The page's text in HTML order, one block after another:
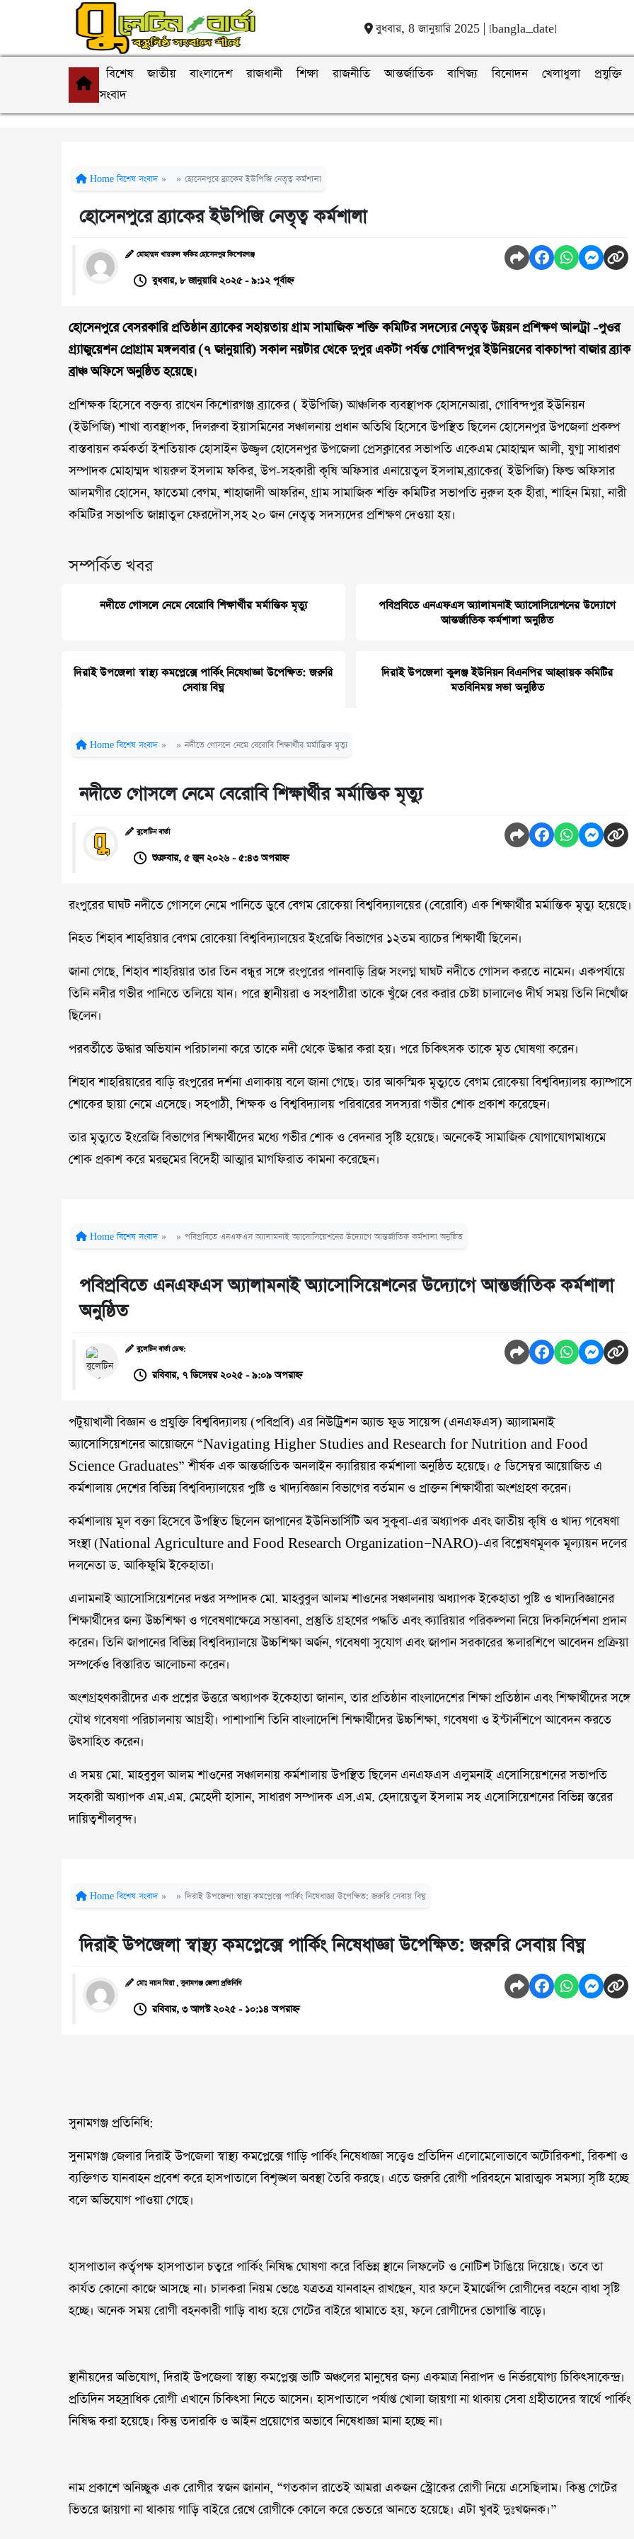
বুধবার, 8 জানুয়ারি 2025 | [bangla_date]
বিশেষ
সংবাদ
জাতীয় বাংলাদেশ রাজধানী শিক্ষা রাজনীতি আন্তর্জাতিক বাণিজ্য বিনোদন খেলাধুলা প্রযুক্তি
Home বিশেষ সংবাদ » » হোসেনপুরে ব্র্যাকের ইউপিজি নেতৃত্ব কর্মশালা
হোসেনপুরে ব্র্যাকের ইউপিজি নেতৃত্ব কর্মশালা
মোহাম্মদ খায়রুল ফকির হোসেনপুর কিশোরগঞ্জ
বুধবার, ৮ জানুয়ারি ২০২৫ - ৯:১২ পূর্বাহ্ন
হোসেনপুরে বেসরকারি প্রতিষ্ঠান ব্র্যাকের সহায়তায় গ্রাম সামাজিক শক্তি কমিটির সদস্যের নেতৃত্ব উন্নয়ন প্রশিক্ষণ আলট্রা -পুওর
গ্র্যাজুয়েশন প্রোগ্রাম মঙ্গলবার (৭ জানুয়ারি) সকাল নয়টার থেকে দুপুর একটা পর্যন্ত গোবিন্দপুর ইউনিয়নের বাকচান্দা বাজার ব্র্যাক
ব্রাঞ্চ অফিসে অনুষ্ঠিত হয়েছে।
প্রশিক্ষক হিসেবে বক্তব্য রাখেন কিশোরগঞ্জ ব্র্যাকের ( ইউপিজি) আঞ্চলিক ব্যবস্থাপক হোসনেআরা, গোবিন্দপুর ইউনিয়ন
(ইউপিজি) শাখা ব্যবস্থাপক, দিলরুবা ইয়াসমিনের সঞ্চালনায় প্রধান অতিথি হিসেবে উপস্থিত ছিলেন হোসেনপুর উপজেলা প্রকল্প
বাস্তবায়ন কর্মকর্তা ইশতিয়াক হোসাইন উজ্জ্বল হোসেনপুর উপজেলা প্রেসক্লাবের সভাপতি একেএম মোহাম্মদ আলী, যুগ্ম সাধারণ
সম্পাদক মোহাম্মদ খায়রুল ইসলাম ফকির, উপ-সহকারী কৃষি অফিসার এনায়েতুল ইসলাম,ব্র্যাকের( ইউপিজি) ফিল্ড অফিসার
আলমগীর হোসেন, ফাতেমা বেগম, শাহাজাদী আফরিন, গ্রাম সামাজিক শক্তি কমিটির সভাপতি নুরুল হক হীরা, শাহিন মিয়া, নারী
কমিটির সভাপতি জান্নাতুল ফেরদৌস,সহ ২০ জন নেতৃত্ব সদস্যদের প্রশিক্ষণ দেওয়া হয়।
সম্পর্কিত খবর
নদীতে গোসলে নেমে বেরোবি শিক্ষার্থীর মর্মান্তিক মৃত্যু
পবিপ্রবিতে এনএফএস অ্যালামনাই অ্যাসোসিয়েশনের উদ্যোগে
আন্তর্জাতিক কর্মশালা অনুষ্ঠিত
দিরাই উপজেলা স্বাস্থ্য কমপ্লেক্সে পার্কিং নিষেধাজ্ঞা উপেক্ষিত: জরুরি
সেবায় বিঘ্ন
দিরাই উপজেলা কুলঞ্জ ইউনিয়ন বিএনপির আহ্বায়ক কমিটির
মতবিনিময় সভা অনুষ্ঠিত
Home বিশেষ সংবাদ » » নদীতে গোসলে নেমে বেরোবি শিক্ষার্থীর মর্মান্তিক মৃত্যু
নদীতে গোসলে নেমে বেরোবি শিক্ষার্থীর মর্মান্তিক মৃত্যু
বুলেটিন বার্তা
শুক্রবার, ৫ জুন ২০২৬ - ৫:৪৩ অপরাহ্ন
রংপুরের ঘাঘট নদীতে গোসলে নেমে পানিতে ডুবে বেগম রোকেয়া বিশ্ববিদ্যালয়ের (বেরোবি) এক শিক্ষার্থীর মর্মান্তিক মৃত্যু হয়েছে।
নিহত শিহাব শাহরিয়ার বেগম রোকেয়া বিশ্ববিদ্যালয়ের ইংরেজি বিভাগের ১২তম ব্যাচের শিক্ষার্থী ছিলেন।
জানা গেছে, শিহাব শাহরিয়ার তার তিন বন্ধুর সঙ্গে রংপুরের পানবাড়ি ব্রিজ সংলগ্ন ঘাঘট নদীতে গোসল করতে নামেন। একপর্যায়ে
তিনি নদীর গভীর পানিতে তলিয়ে যান। পরে স্থানীয়রা ও সহপাঠীরা তাকে খুঁজে বের করার চেষ্টা চালালেও দীর্ঘ সময় তিনি নিখোঁজ
ছিলেন।
পরবর্তীতে উদ্ধার অভিযান পরিচালনা করে তাকে নদী থেকে উদ্ধার করা হয়। পরে চিকিৎসক তাকে মৃত ঘোষণা করেন।
শিহাব শাহরিয়ারের বাড়ি রংপুরের দর্শনা এলাকায় বলে জানা গেছে। তার আকস্মিক মৃত্যুতে বেগম রোকেয়া বিশ্ববিদ্যালয় ক্যাম্পাসে
শোকের ছায়া নেমে এসেছে। সহপাঠী, শিক্ষক ও বিশ্ববিদ্যালয় পরিবারের সদস্যরা গভীর শোক প্রকাশ করেছেন।
তার মৃত্যুতে ইংরেজি বিভাগের শিক্ষার্থীদের মধ্যে গভীর শোক ও বেদনার সৃষ্টি হয়েছে। অনেকেই সামাজিক যোগাযোগমাধ্যমে
শোক প্রকাশ করে মরহুমের বিদেহী আত্মার মাগফিরাত কামনা করেছেন।
Home বিশেষ সংবাদ » » পবিপ্রবিতে এনএফএস অ্যালামনাই অ্যাসোসিয়েশনের উদ্যোগে আন্তর্জাতিক কর্মশালা অনুষ্ঠিত
পবিপ্রবিতে এনএফএস অ্যালামনাই অ্যাসোসিয়েশনের উদ্যোগে আন্তর্জাতিক কর্মশালা
অনুষ্ঠিত
বুলেটিন বার্তা ডেস্ক:
রবিবার, ৭ ডিসেম্বর ২০২৫ - ৯:০৯ অপরাহ্ন
পটুয়াখালী বিজ্ঞান ও প্রযুক্তি বিশ্ববিদ্যালয় (পবিপ্রবি) এর নিউট্রিশন অ্যান্ড ফুড সায়েন্স (এনএফএস) অ্যালামনাই
অ্যাসোসিয়েশনের আয়োজনে “Navigating Higher Studies and Research for Nutrition and Food
Science Graduates” শীর্ষক এক আন্তর্জাতিক অনলাইন ক্যারিয়ার কর্মশালা অনুষ্ঠিত হয়েছে। ৫ ডিসেম্বর আয়োজিত এ
কর্মশালায় দেশের বিভিন্ন বিশ্ববিদ্যালয়ের পুষ্টি ও খাদ্যবিজ্ঞান বিভাগের বর্তমান ও প্রাক্তন শিক্ষার্থীরা অংশগ্রহণ করেন।
কর্মশালায় মূল বক্তা হিসেবে উপস্থিত ছিলেন জাপানের ইউনিভার্সিটি অব সুকুবা-এর অধ্যাপক এবং জাতীয় কৃষি ও খাদ্য গবেষণা
সংস্থা (National Agriculture and Food Research Organization—NARO)-এর বিশ্লেষণমূলক মূল্যায়ন দলের
দলনেতা ড. আকিফুমি ইকেহাতা।
এলামনাই অ্যাসোসিয়েশনের দপ্তর সম্পাদক মো. মাহবুবুল আলম শাওনের সঞ্চালনায় অধ্যাপক ইকেহাতা পুষ্টি ও খাদ্যবিজ্ঞানের
শিক্ষার্থীদের জন্য উচ্চশিক্ষা ও গবেষণাক্ষেত্রে সম্ভাবনা, প্রস্তুতি গ্রহণের পদ্ধতি এবং ক্যারিয়ার পরিকল্পনা নিয়ে দিকনির্দেশনা প্রদান
করেন। তিনি জাপানের বিভিন্ন বিশ্ববিদ্যালয়ে উচ্চশিক্ষা অর্জন, গবেষণা সুযোগ এবং জাপান সরকারের স্কলারশিপে আবেদন প্রক্রিয়া
সম্পর্কেও বিস্তারিত আলোচনা করেন।
অংশগ্রহণকারীদের এক প্রশ্নের উত্তরে অধ্যাপক ইকেহাতা জানান, তার প্রতিষ্ঠান বাংলাদেশের শিক্ষা প্রতিষ্ঠান এবং শিক্ষার্থীদের সঙ্গে
যৌথ গবেষণা পরিচালনায় আগ্রহী। পাশাপাশি তিনি বাংলাদেশি শিক্ষার্থীদের উচ্চশিক্ষা, গবেষণা ও ইন্টার্নশিপে আবেদন করতে
উৎসাহিত করেন।
এ সময় মো. মাহবুবুল আলম শাওনের সঞ্চালনায় কর্মশালায় উপস্থিত ছিলেন এনএফএস এলুমনাই এসোসিয়েশনের সভাপতি
সহকারী অধ্যাপক এম.এম. মেহেদী হাসান, সাধারণ সম্পাদক এস.এম. হেদায়েতুল ইসলাম সহ এসোসিয়েশনের বিভিন্ন স্তরের
দায়িত্বশীলবৃন্দ।
Home বিশেষ সংবাদ » » দিরাই উপজেলা স্বাস্থ্য কমপ্লেক্সে পার্কিং নিষেধাজ্ঞা উপেক্ষিত: জরুরি সেবায় বিঘ্ন
দিরাই উপজেলা স্বাস্থ্য কমপ্লেক্সে পার্কিং নিষেধাজ্ঞা উপেক্ষিত: জরুরি সেবায় বিঘ্ন
মোঃ নয়ন মিয়া , সুনামগঞ্জ জেলা প্রতিনিধি
রবিবার, ৩ আগস্ট ২০২৫ - ১০:১৪ অপরাহ্ন
সুনামগঞ্জ প্রতিনিধি:
সুনামগঞ্জ জেলার দিরাই উপজেলা স্বাস্থ্য কমপ্লেক্সে গাড়ি পার্কিং নিষেধাজ্ঞা সত্ত্বেও প্রতিদিন এলোমেলোভাবে অটোরিকশা, রিকশা ও
ব্যক্তিগত যানবাহন প্রবেশ করে হাসপাতালে বিশৃঙ্খল অবস্থা তৈরি করছে। এতে জরুরি রোগী পরিবহনে মারাত্মক সমস্যা সৃষ্টি হচ্ছে
বলে অভিযোগ পাওয়া গেছে।
হাসপাতাল কর্তৃপক্ষ হাসপাতাল চত্বরে পার্কিং নিষিদ্ধ ঘোষণা করে বিভিন্ন স্থানে লিফলেট ও নোটিশ টাঙিয়ে দিয়েছে। তবে তা
কার্যত কোনো কাজে আসছে না। চালকরা নিয়ম ভেঙে যত্রতত্র যানবাহন রাখছেন, যার ফলে ইমার্জেন্সি রোগীদের বহনে বাধা সৃষ্টি
হচ্ছে। অনেক সময় রোগী বহনকারী গাড়ি বাধ্য হয়ে গেটের বাইরে থামাতে হয়, ফলে রোগীদের ভোগান্তি বাড়ে।
স্থানীয়দের অভিযোগ, দিরাই উপজেলা স্বাস্থ্য কমপ্লেক্স ভাটি অঞ্চলের মানুষের জন্য একমাত্র নিরাপদ ও নির্ভরযোগ্য চিকিৎসাকেন্দ্র।
প্রতিদিন সহস্রাধিক রোগী এখানে চিকিৎসা নিতে আসেন। হাসপাতালে পর্যাপ্ত খোলা জায়গা না থাকায় সেবা গ্রহীতাদের স্বার্থে পার্কিং
নিষিদ্ধ করা হয়েছে। কিন্তু তদারকি ও আইন প্রয়োগের অভাবে নিষেধাজ্ঞা মানা হচ্ছে না।
নাম প্রকাশে অনিচ্ছুক এক রোগীর স্বজন জানান, “গতকাল রাতেই আমরা একজন স্ট্রোকের রোগী নিয়ে এসেছিলাম। কিন্তু গেটের
ভিতরে জায়গা না থাকায় গাড়ি বাইরে রেখে রোগীকে কোলে করে ভেতরে আনতে হয়েছে। এটা খুবই দুঃখজনক।”